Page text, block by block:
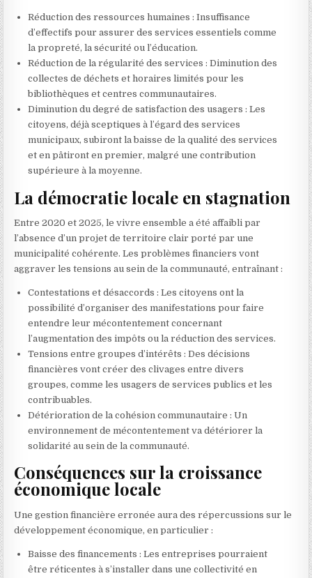
Réduction des ressources humaines : Insuffisance
d’effectifs pour assurer des services essentiels comme
la propreté, la sécurité ou l’éducation.
Réduction de la régularité des services : Diminution des
collectes de déchets et horaires limités pour les
bibliothèques et centres communautaires.
Diminution du degré de satisfaction des usagers : Les
citoyens, déjà sceptiques à l’égard des services
municipaux, subiront la baisse de la qualité des services
et en pâtiront en premier, malgré une contribution
supérieure à la moyenne.
La démocratie locale en stagnation
Entre 2020 et 2025, le vivre ensemble a été affaibli par
l’absence d’un projet de territoire clair porté par une
municipalité cohérente. Les problèmes financiers vont
aggraver les tensions au sein de la communauté, entraînant :
Contestations et désaccords : Les citoyens ont la
possibilité d’organiser des manifestations pour faire
entendre leur mécontentement concernant
l’augmentation des impôts ou la réduction des services.
Tensions entre groupes d’intérêts : Des décisions
financières vont créer des clivages entre divers
groupes, comme les usagers de services publics et les
contribuables.
Détérioration de la cohésion communautaire : Un
environnement de mécontentement va détériorer la
solidarité au sein de la communauté.
Conséquences sur la croissance
économique locale
Une gestion financière erronée aura des répercussions sur le
développement économique, en particulier :
Baisse des financements : Les entreprises pourraient
être réticentes à s’installer dans une collectivité en